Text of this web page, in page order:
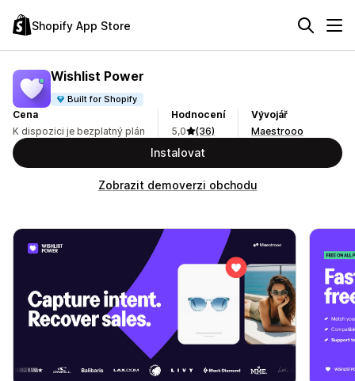
Shopify App Store
Wishlist Power
Built for Shopify
Cena
K dispozici je bezplatný plán
Hodnocení
5,0
(36)
Vývojář
Maestrooo
Instalovat
Zobrazit demoverzi obchodu